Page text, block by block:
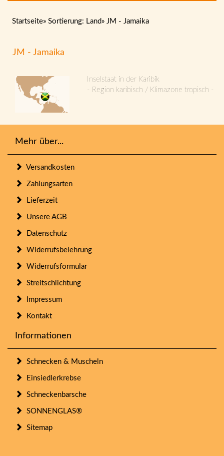
Startseite» Sortierung: Land» JM - Jamaika
JM - Jamaika
Inselstaat in der Karibik
- Region karibisch / Klimazone tropisch -
Mehr über...
Versandkosten
Zahlungsarten
Lieferzeit
Unsere AGB
Datenschutz
Widerrufsbelehrung
Widerrufsformular
Streitschlichtung
Impressum
Kontakt
Informationen
Schnecken & Muscheln
Einsiedlerkrebse
Schneckenbarsche
SONNENGLAS®
Sitemap